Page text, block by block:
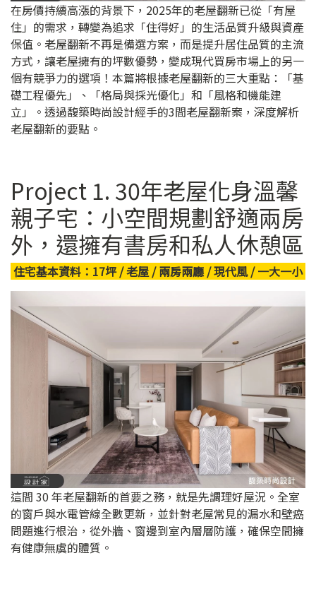
在房價持續高漲的背景下，2025年的老屋翻新已從「有屋
住」的需求，轉變為追求「住得好」的生活品質升級與資產
保值。老屋翻新不再是備選方案，而是提升居住品質的主流
方式，讓老屋擁有的坪數優勢，變成現代買房市場上的另一
個有競爭力的選項！本篇將根據老屋翻新的三大重點：「基
礎工程優先」、「格局與採光優化」和「風格和機能建
立」。透過馥築時尚設計經手的3間老屋翻新案，深度解析
老屋翻新的要點。
Project 1. 30年老屋化身溫馨
親子宅：小空間規劃舒適兩房
外，還擁有書房和私人休憩區
住宅基本資料：17坪 / 老屋 / 兩房兩廳 / 現代風 / 一大一小
這間 30 年老屋翻新的首要之務，就是先調理好屋況。全室
的窗戶與水電管線全數更新，並針對老屋常見的漏水和壁癌
問題進行根治，從外牆、窗邊到室內層層防護，確保空間擁
有健康無虞的體質。